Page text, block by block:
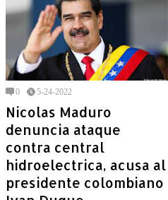
0 5-24-2022
Nicolas Maduro
denuncia ataque
contra central
hidroelectrica, acusa al
presidente colombiano